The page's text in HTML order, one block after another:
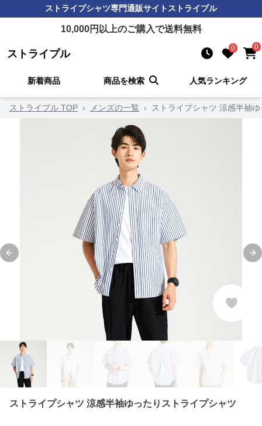
ストライプシャツ専門通販サイト ストライプル
10,000円以上のご購入で送料無料
ストライプル 0 0
新着商品 商品を検索 人気ランキング
ストライプル TOP › メンズの一覧 › ストライプシャツ 涼感半袖
Previous slide
ストライプシャツ 涼感半袖ゆったりストライプシャツ